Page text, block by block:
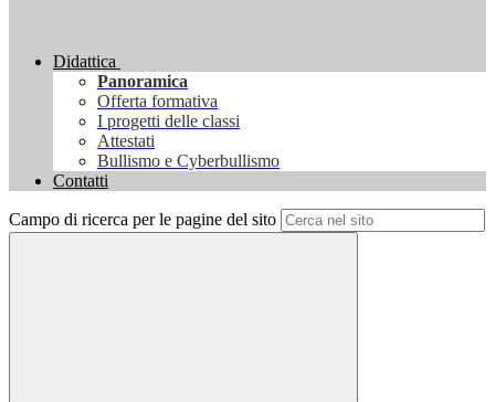
Didattica
Panoramica
Offerta formativa
I progetti delle classi
Attestati
Bullismo e Cyberbullismo
Contatti
Campo di ricerca per le pagine del sito